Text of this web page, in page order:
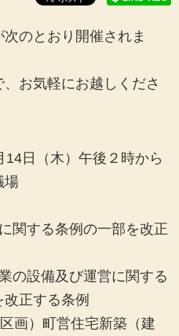
ュ
表
のとおり開催されま
お気軽にお越しくださ
日（木）午後２時から
関する条例の一部を改正
の設備及び運営に関する
正する条例
画）町営住宅新築（建